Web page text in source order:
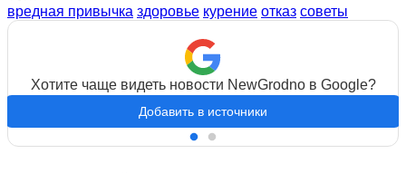
вредная привычка здоровье курение отказ советы
Хотите чаще видеть новости NewGrodno в Google?
Добавить в источники